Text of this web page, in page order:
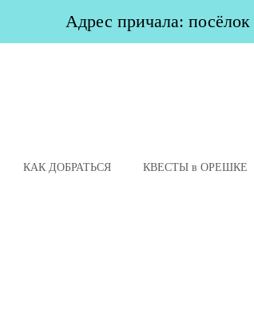
Адрес причала:
КАК ДОБРАТЬСЯ КВЕСТЫ в ОРЕШКЕ